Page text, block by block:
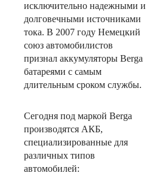
исключительно надежными и
долговечными источниками
тока. В 2007 году Немецкий
союз автомобилистов
признал аккумуляторы Berga
батареями с самым
длительным сроком службы.
Сегодня под маркой Berga
производятся АКБ,
специализированные для
различных типов
автомобилей: